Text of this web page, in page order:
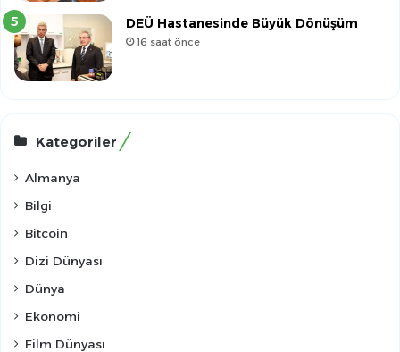
DEÜ Hastanesinde Büyük Dönüşüm
16 saat önce
Kategoriler
Almanya
Bilgi
Bitcoin
Dizi Dünyası
Dünya
Ekonomi
Film Dünyası